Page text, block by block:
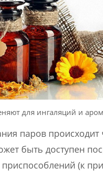
для ингаляций и
паров происходит
быть доступен
(к